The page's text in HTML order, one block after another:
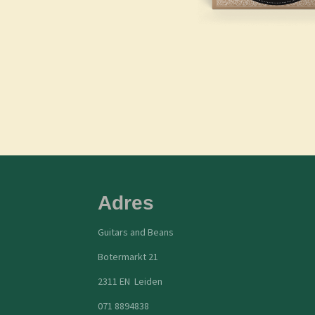
Adres
Guitars and Beans
Botermarkt 21
2311 EN Leiden
071 8894838